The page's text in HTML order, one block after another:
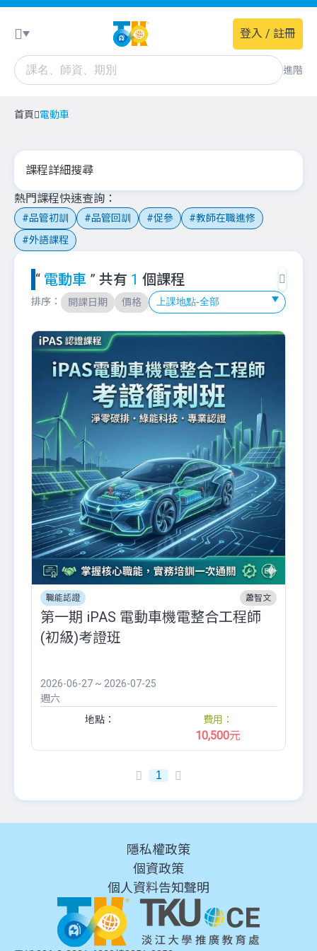
進階
登入 / 註冊
首頁 電動車
課程詳細搜尋
熱門課程快速查詢
品管初訓 品管回訓 促參
教師在職進修
外語課程
“ 電動車 ” 共有 1 個課程
排序： 開課日期 價格
職能認證 蕭智文
第一期 iPAS 電動車機電整合工程師
(初級)考證班
2026-06-27 ~ 2026-07-25
週六
地點：
費用：
10,500元
1
隱私權政策
個資政策
個人資料告知聲明